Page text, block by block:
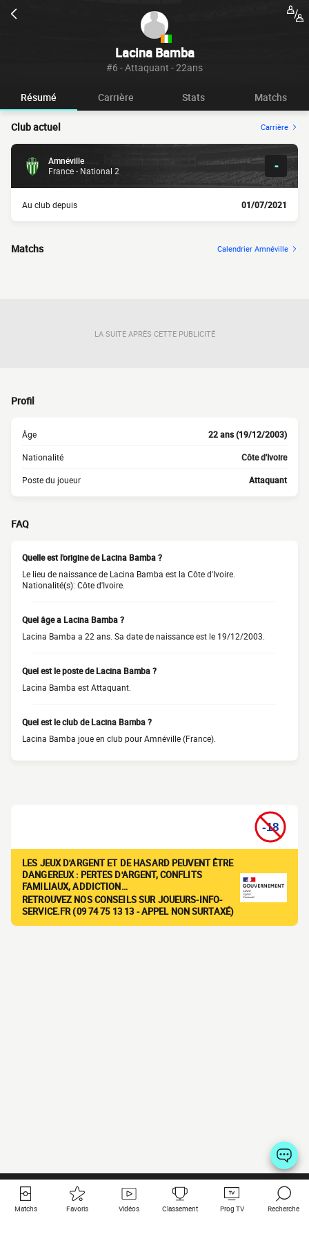
Lacina Bamba
#6 - Attaquant - 22ans
Résumé Carrière Stats Matchs
Club actuel Carrière
Amnéville
France - National 2
-
Au club depuis 01/07/2021
Matchs Calendrier Amnéville
LA SUITE APRÈS CETTE PUBLICITÉ
Profil
Âge 22 ans (19/12/2003)
Nationalité Côte d'Ivoire
Poste du joueur Attaquant
FAQ
Quelle est l'origine de Lacina Bamba ?
Le lieu de naissance de Lacina Bamba est la Côte d'Ivoire.
Nationalité(s): Côte d'Ivoire.
Quel âge a Lacina Bamba ?
Lacina Bamba a 22 ans. Sa date de naissance est le 19/12/2003.
Quel est le poste de Lacina Bamba ?
Lacina Bamba est Attaquant.
Quel est le club de Lacina Bamba ?
Lacina Bamba joue en club pour Amnéville (France).
LES JEUX D'ARGENT ET DE HASARD PEUVENT ÊTRE
DANGEREUX : PERTES D'ARGENT, CONFLITS
FAMILIAUX, ADDICTION…
RETROUVEZ NOS CONSEILS SUR JOUEURS-INFO-
SERVICE.FR (09 74 75 13 13 - APPEL NON SURTAXÉ)
Matchs Favoris Vidéos Classement Prog TV Recherche